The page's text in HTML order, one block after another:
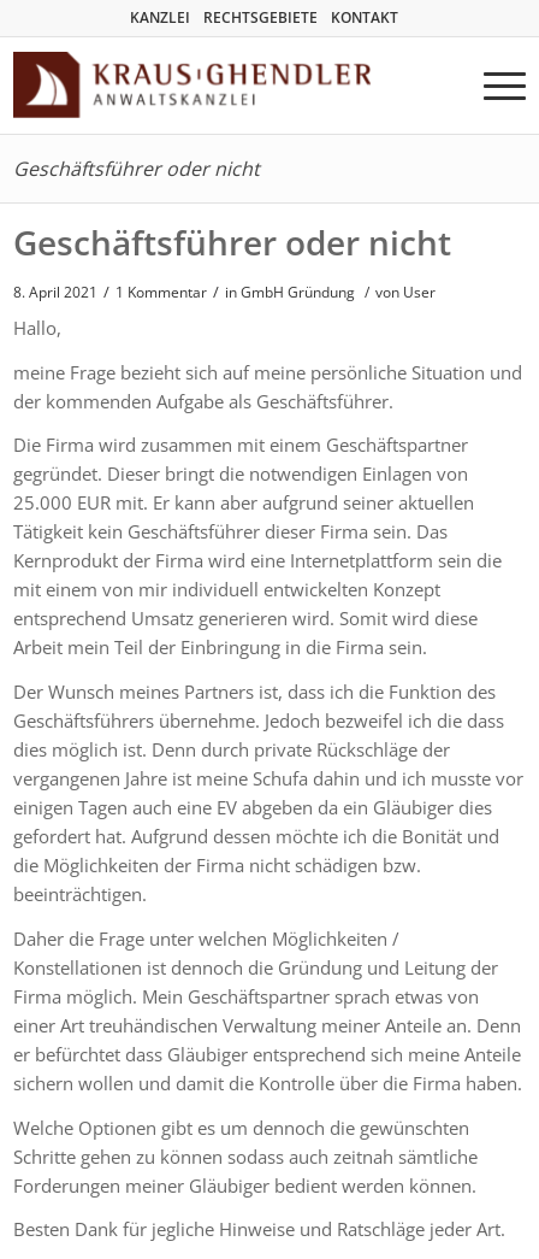
KANZLEI RECHTSGEBIETE KONTAKT
Geschäftsführer oder nicht
Geschäftsführer oder nicht
8. April 2021 / 1 Kommentar / inGmbH Gründung / von User
Hallo,
meine Frage bezieht sich auf meine persönliche Situation und
der kommenden Aufgabe als Geschäftsführer.
Die Firma wird zusammen mit einem Geschäftspartner
gegründet. Dieser bringt die notwendigen Einlagen von
25.000 EUR mit. Er kann aber aufgrund seiner aktuellen
Tätigkeit kein Geschäftsführer dieser Firma sein. Das
Kernprodukt der Firma wird eine Internetplattform sein die
mit einem von mir individuell entwickelten Konzept
entsprechend Umsatz generieren wird. Somit wird diese
Arbeit mein Teil der Einbringung in die Firma sein.
Der Wunsch meines Partners ist, dass ich die Funktion des
Geschäftsführers übernehme. Jedoch bezweifel ich die dass
dies möglich ist. Denn durch private Rückschläge der
vergangenen Jahre ist meine Schufa dahin und ich musste vor
einigen Tagen auch eine EV abgeben da ein Gläubiger dies
gefordert hat. Aufgrund dessen möchte ich die Bonität und
die Möglichkeiten der Firma nicht schädigen bzw.
beeinträchtigen.
Daher die Frage unter welchen Möglichkeiten /
Konstellationen ist dennoch die Gründung und Leitung der
Firma möglich. Mein Geschäftspartner sprach etwas von
einer Art treuhändischen Verwaltung meiner Anteile an. Denn
er befürchtet dass Gläubiger entsprechend sich meine Anteile
sichern wollen und damit die Kontrolle über die Firma haben.
Welche Optionen gibt es um dennoch die gewünschten
Schritte gehen zu können sodass auch zeitnah sämtliche
Forderungen meiner Gläubiger bedient werden können.
Besten Dank für jegliche Hinweise und Ratschläge jeder Art.